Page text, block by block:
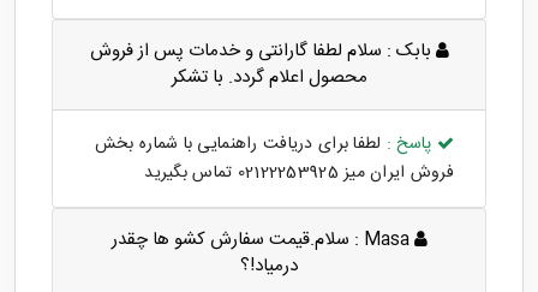
بابک : سلام لطفا گارانتی و خدمات پس از فروش
محصول اعلام گردد. با تشکر
پاسخ : لطفا برای دریافت راهنمایی با شماره بخش
فروش ایران میز 02122253925 تماس بگیرید
Masa :
سلام.قیمت سفارش کشو ها چقدر
درمیاد!؟